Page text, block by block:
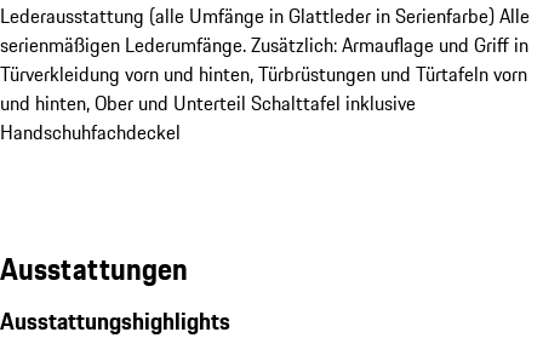
Lederausstattung (alle Umfänge in Glattleder in Serienfarbe) Alle
serienmäßigen Lederumfänge. Zusätzlich: Armauflage und Griff in
Türverkleidung vorn und hinten, Türbrüstungen und Türtafeln vorn
und hinten, Ober­ und Unterteil Schalttafel inklusive
Handschuhfachdeckel
Ausstattungen
Ausstattungshighlights